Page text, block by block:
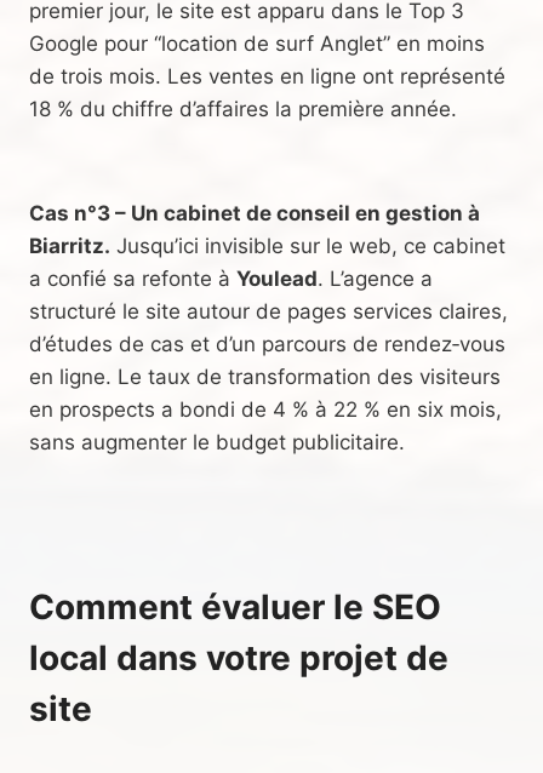
premier jour, le site est apparu dans le Top 3
Google pour “location de surf Anglet” en moins
de trois mois. Les ventes en ligne ont représenté
18 % du chiffre d’affaires la première année.
Cas n°3 – Un cabinet de conseil en gestion à
Biarritz. Jusqu’ici invisible sur le web, ce cabinet
a confié sa refonte à Youlead. L’agence a
structuré le site autour de pages services claires,
d’études de cas et d’un parcours de rendez‑vous
en ligne. Le taux de transformation des visiteurs
en prospects a bondi de 4 % à 22 % en six mois,
sans augmenter le budget publicitaire.
Comment évaluer le SEO
local dans votre projet de
site